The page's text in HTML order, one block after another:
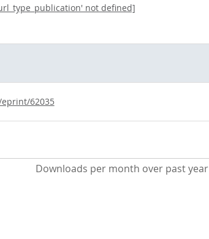
not defined]
62035
Downloads per month over past year